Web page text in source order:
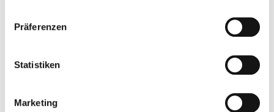
Präferenzen
Statistiken
Marketing
Details
1